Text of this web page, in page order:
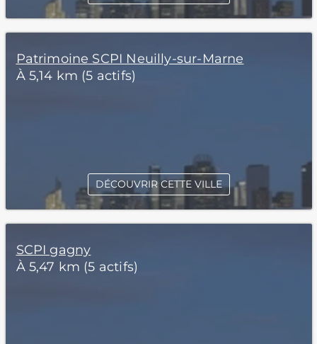
Patrimoine SCPI Neuilly-sur-Marne
À 5,14 km (5 actifs)
DÉCOUVRIR CETTE VILLE
SCPI gagny
À 5,47 km (5 actifs)